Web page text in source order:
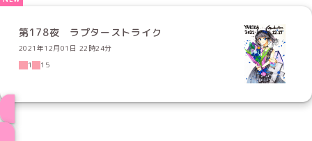
第178夜 ラプターストライク
2021年12月01日 22時24分
1
15